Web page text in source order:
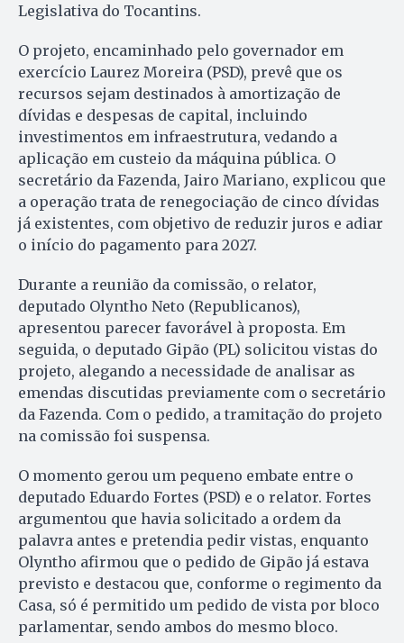
Legislativa do Tocantins.
O projeto, encaminhado pelo governador em
exercício Laurez Moreira (PSD), prevê que os
recursos sejam destinados à amortização de
dívidas e despesas de capital, incluindo
investimentos em infraestrutura, vedando a
aplicação em custeio da máquina pública. O
secretário da Fazenda, Jairo Mariano, explicou que
a operação trata de renegociação de cinco dívidas
já existentes, com objetivo de reduzir juros e adiar
o início do pagamento para 2027.
Durante a reunião da comissão, o relator,
deputado Olyntho Neto (Republicanos),
apresentou parecer favorável à proposta. Em
seguida, o deputado Gipão (PL) solicitou vistas do
projeto, alegando a necessidade de analisar as
emendas discutidas previamente com o secretário
da Fazenda. Com o pedido, a tramitação do projeto
na comissão foi suspensa.
O momento gerou um pequeno embate entre o
deputado Eduardo Fortes (PSD) e o relator. Fortes
argumentou que havia solicitado a ordem da
palavra antes e pretendia pedir vistas, enquanto
Olyntho afirmou que o pedido de Gipão já estava
previsto e destacou que, conforme o regimento da
Casa, só é permitido um pedido de vista por bloco
parlamentar, sendo ambos do mesmo bloco.